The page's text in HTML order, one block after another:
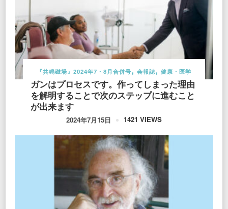
『共鳴磁場』2024年7・8月合併号 会報誌 健康・医学
ガンはプロセスです。作ってしまった理由
を解明することで次のステップに進むこと
が出来ます
2024年7月15日 1421 VIEWS